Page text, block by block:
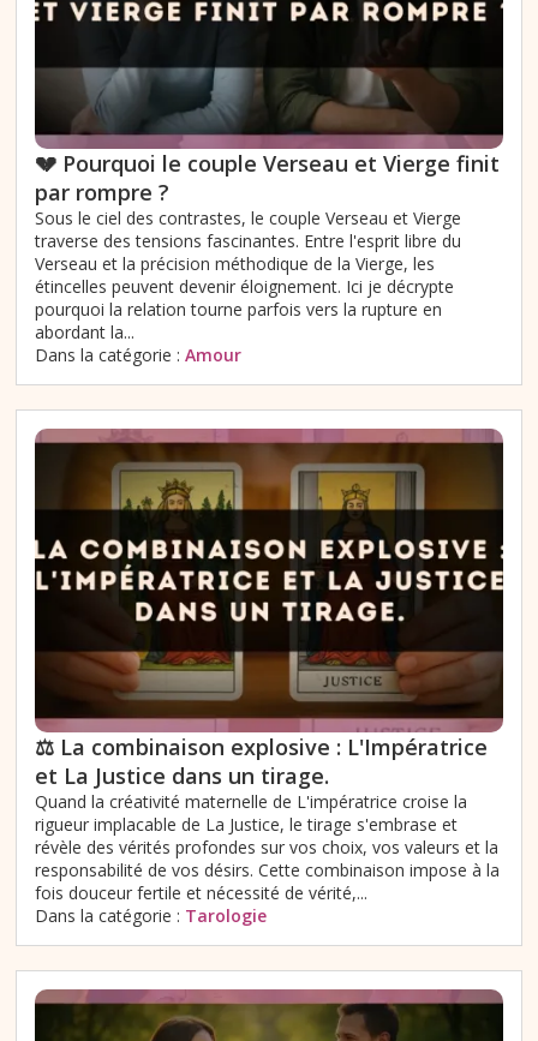
💔 Pourquoi le couple Verseau et Vierge finit
par rompre ?
Sous le ciel des contrastes, le couple Verseau et Vierge
traverse des tensions fascinantes. Entre l'esprit libre du
Verseau et la précision méthodique de la Vierge, les
étincelles peuvent devenir éloignement. Ici je décrypte
pourquoi la relation tourne parfois vers la rupture en
abordant la...
Dans la catégorie : Amour
⚖️ La combinaison explosive : L'Impératrice
et La Justice dans un tirage.
Quand la créativité maternelle de L'impératrice croise la
rigueur implacable de La Justice, le tirage s'embrase et
révèle des vérités profondes sur vos choix, vos valeurs et la
responsabilité de vos désirs. Cette combinaison impose à la
fois douceur fertile et nécessité de vérité,...
Dans la catégorie : Tarologie